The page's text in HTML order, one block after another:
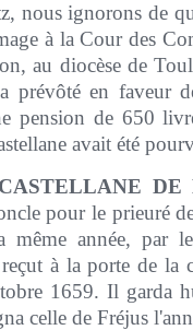
nous ignorons de
à la Cour des
au diocèse de
prévôté en faveur
pension de 650
avait été
DE
pour le prieuré
même année, par
à la porte de
1659. Il garda
celle de Fréjus